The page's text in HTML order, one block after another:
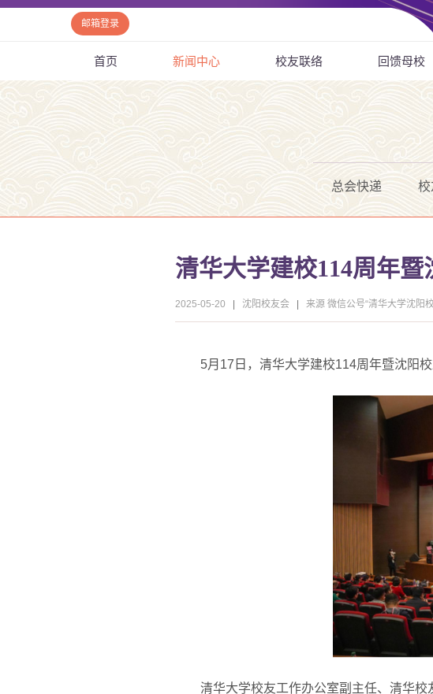
邮箱登录
首页 新闻中心 校友联络 回馈母校
总会快递 校
清华大学建校114周年
2025-05-20 沈阳校友会 来源 微信公号“清华大学沈阳
5月17日，清华大学建校114周年暨沈阳
清华大学校友工作办公室副主任、清华